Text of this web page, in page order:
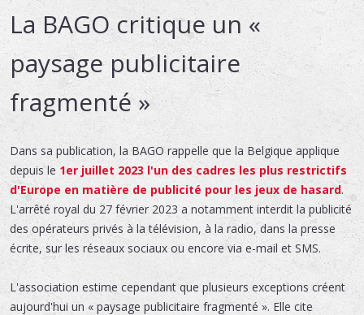
La BAGO critique un «
paysage publicitaire
fragmenté »
Dans sa publication, la BAGO rappelle que la Belgique applique
depuis le 1er juillet 2023 l'un des cadres les plus restrictifs
d'Europe en matière de publicité pour les jeux de hasard.
L'arrêté royal du 27 février 2023 a notamment interdit la publicité
des opérateurs privés à la télévision, à la radio, dans la presse
écrite, sur les réseaux sociaux ou encore via e-mail et SMS.
L'association estime cependant que plusieurs exceptions créent
aujourd'hui un « paysage publicitaire fragmenté ». Elle cite